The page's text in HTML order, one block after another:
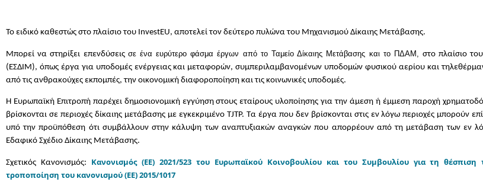
Το ειδικό καθεστώς στο πλαίσιο του InvestEU, αποτελεί τον δεύτερο πυλώνα του Μηχανισμού Δίκαιης Μετάβασης.
Μπορεί να στηρίξει επενδύσεις σε ένα ευρύτερο φάσμα έργων από το Ταμείο Δίκαιης Μετάβασης και το ΠΔΑΜ,στο πλαίσιο
(ΕΣΔΙΜ), όπως έργα για υποδομές ενέργειας και μεταφορών, συμπεριλαμβανομένων υποδομών φυσικού αερίου και
από τις ανθρακούχες εκπομπές, την οικονομική διαφοροποίηση και τις κοινωνικές υποδομές.
Η Ευρωπαϊκή Επιτροπή παρέχει δημοσιονομική εγγύηση στους εταίρους υλοποίησης για την άμεση ή έμμεση παροχή
βρίσκονται σε περιοχές δίκαιης μετάβασης με εγκεκριμένο TJTP. Τα έργα που δεν βρίσκονται στις εν λόγω περιοχές μπορούν
υπό την προϋπόθεση ότι συμβάλλουν στην κάλυψη των αναπτυξιακών αναγκών που απορρέουν από τη μετάβαση των εν
Εδαφικό Σχέδιο Δίκαιης Μετάβασης.
Σχετικός Κανονισμός: Κανονισμός (ΕΕ) 2021/523 του Ευρωπαϊκού Κοινοβουλίου και του Συμβουλίου για τη
τροποποίηση του κανονισμού (ΕΕ) 2015/1017